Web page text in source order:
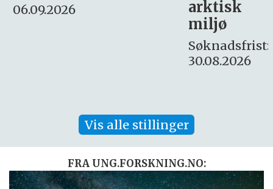
Søknadsfrist:
16. august.
Vis alle stillinger
FRA UNG.FORSKNING.NO: